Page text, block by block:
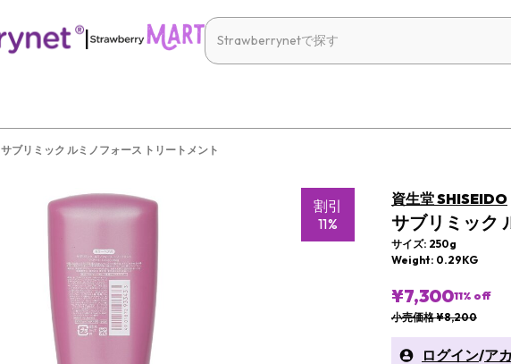
|
サブリミック ルミノフォース トリートメント
割引
11%
資生堂 SHISEIDO
サブリミック
サイズ: 250g
Weight: 0.29KG
¥7,30011% off
小売価格 ¥8,200
ログイン/ア